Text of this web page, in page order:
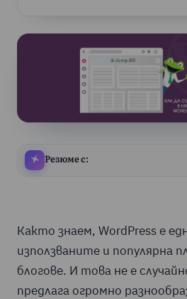
Резюме с:
Както знаем, WordPress е
използваните и популярна
блогове. И това не е
предлага огромно